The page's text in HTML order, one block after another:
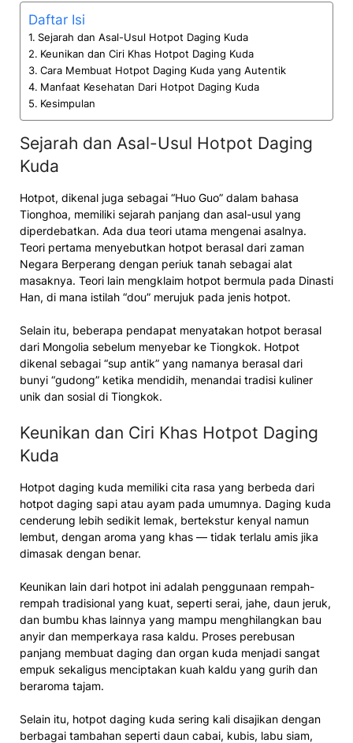
Daftar Isi
Sejarah dan Asal-Usul Hotpot Daging Kuda
Keunikan dan Ciri Khas Hotpot Daging Kuda
Cara Membuat Hotpot Daging Kuda yang Autentik
Manfaat Kesehatan Dari Hotpot Daging Kuda
Kesimpulan
Sejarah dan Asal-Usul Hotpot Daging
Kuda
Hotpot, dikenal juga sebagai “Huo Guo” dalam bahasa
Tionghoa, memiliki sejarah panjang dan asal-usul yang
diperdebatkan. Ada dua teori utama mengenai asalnya.
Teori pertama menyebutkan hotpot berasal dari zaman
Negara Berperang dengan periuk tanah sebagai alat
masaknya. Teori lain mengklaim hotpot bermula pada Dinasti
Han, di mana istilah “dou” merujuk pada jenis hotpot.
Selain itu, beberapa pendapat menyatakan hotpot berasal
dari Mongolia sebelum menyebar ke Tiongkok. Hotpot
dikenal sebagai “sup antik” yang namanya berasal dari
bunyi “gudong” ketika mendidih, menandai tradisi kuliner
unik dan sosial di Tiongkok.
Keunikan dan Ciri Khas Hotpot Daging
Kuda
Hotpot daging kuda memiliki cita rasa yang berbeda dari
hotpot daging sapi atau ayam pada umumnya. Daging kuda
cenderung lebih sedikit lemak, bertekstur kenyal namun
lembut, dengan aroma yang khas — tidak terlalu amis jika
dimasak dengan benar.
Keunikan lain dari hotpot ini adalah penggunaan rempah-
rempah tradisional yang kuat, seperti serai, jahe, daun jeruk,
dan bumbu khas lainnya yang mampu menghilangkan bau
anyir dan memperkaya rasa kaldu. Proses perebusan
panjang membuat daging dan organ kuda menjadi sangat
empuk sekaligus menciptakan kuah kaldu yang gurih dan
beraroma tajam.
Selain itu, hotpot daging kuda sering kali disajikan dengan
berbagai tambahan seperti daun cabai, kubis, labu siam,